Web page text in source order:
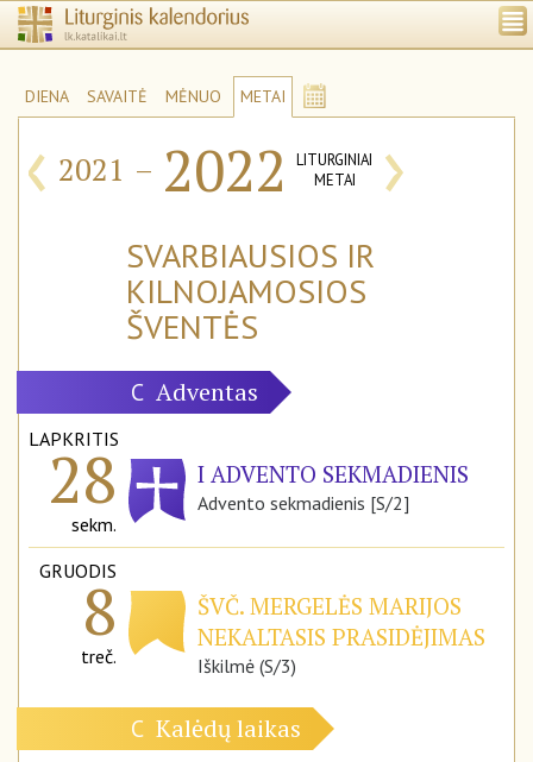
DIENA SAVAITĖ MĖNUO METAI
‹ 2021 – 2022
LITURGINIAI
METAI
›
SVARBIAUSIOS IR
KILNOJAMOSIOS
ŠVENTĖS
C Adventas
LAPKRITIS
28
sekm.
I ADVENTO SEKMADIENIS
Advento sekmadienis [S/2]
GRUODIS
8
treč.
ŠVČ. MERGELĖS MARIJOS
NEKALTASIS PRASIDĖJIMAS
Iškilmė (S/3)
C Kalėdų laikas